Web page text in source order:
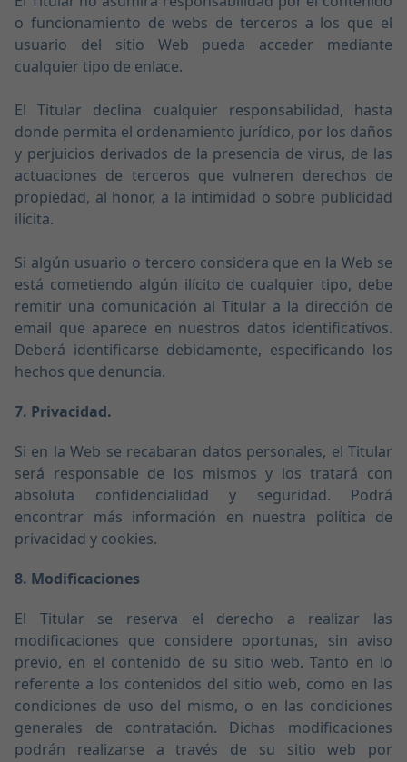
o funcionamiento de webs de terceros a los que el
usuario del sitio Web pueda acceder mediante
cualquier tipo de enlace.
El Titular declina cualquier responsabilidad, hasta
donde permita el ordenamiento jurídico, por los daños
y perjuicios derivados de la presencia de virus, de las
actuaciones de terceros que vulneren derechos de
propiedad, al honor, a la intimidad o sobre publicidad
ilícita.
Si algún usuario o tercero considera que en la Web se
está cometiendo algún ilícito de cualquier tipo, debe
remitir una comunicación al Titular a la dirección de
email que aparece en nuestros datos identificativos.
Deberá identificarse debidamente, especificando los
hechos que denuncia.
7. Privacidad.
Si en la Web se recabaran datos personales, el Titular
será responsable de los mismos y los tratará con
absoluta confidencialidad y seguridad. Podrá
encontrar más información en nuestra política de
privacidad y cookies.
8. Modificaciones
El Titular se reserva el derecho a realizar las
modificaciones que considere oportunas, sin aviso
previo, en el contenido de su sitio web. Tanto en lo
referente a los contenidos del sitio web, como en las
condiciones de uso del mismo, o en las condiciones
generales de contratación. Dichas modificaciones
podrán realizarse a través de su sitio web por